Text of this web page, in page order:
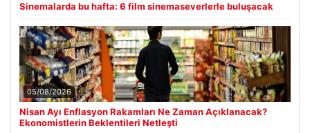
Sinemalarda bu hafta: 6 film sinemaseverlerle buluşacak
05/08/2026
Nisan Ayı Enflasyon Rakamları Ne Zaman Açıklanacak?
Ekonomistlerin Beklentileri Netleşti